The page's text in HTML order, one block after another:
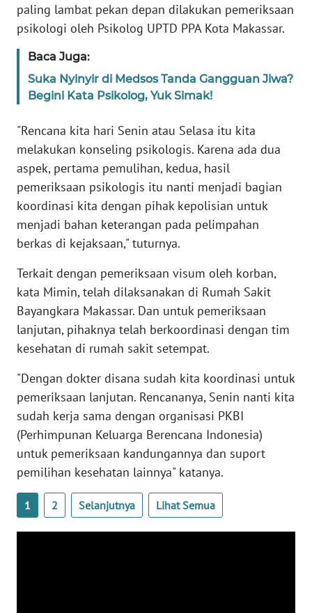
paling lambat pekan depan dilakukan pemeriksaan
psikologi oleh Psikolog UPTD PPA Kota Makassar.
Baca Juga:
Suka Nyinyir di Medsos Tanda Gangguan Jiwa?
Begini Kata Psikolog, Yuk Simak!
"Rencana kita hari Senin atau Selasa itu kita
melakukan konseling psikologis. Karena ada dua
aspek, pertama pemulihan, kedua, hasil
pemeriksaan psikologis itu nanti menjadi bagian
koordinasi kita dengan pihak kepolisian untuk
menjadi bahan keterangan pada pelimpahan
berkas di kejaksaan," tuturnya.
Terkait dengan pemeriksaan visum oleh korban,
kata Mimin, telah dilaksanakan di Rumah Sakit
Bayangkara Makassar. Dan untuk pemeriksaan
lanjutan, pihaknya telah berkoordinasi dengan tim
kesehatan di rumah sakit setempat.
"Dengan dokter disana sudah kita koordinasi untuk
pemeriksaan lanjutan. Rencananya, Senin nanti kita
sudah kerja sama dengan organisasi PKBI
(Perhimpunan Keluarga Berencana Indonesia)
untuk pemeriksaan kandungannya dan suport
pemilihan kesehatan lainnya" katanya.
1 2 Selanjutnya Lihat Semua
BANTEN
WN
WN
WN
PAPUA
WN
PAPUA
BARAT
WN
RIAU
WN
SERAMBI
WN
JAMBI
WN
SULTRA
WN
NTB
WN